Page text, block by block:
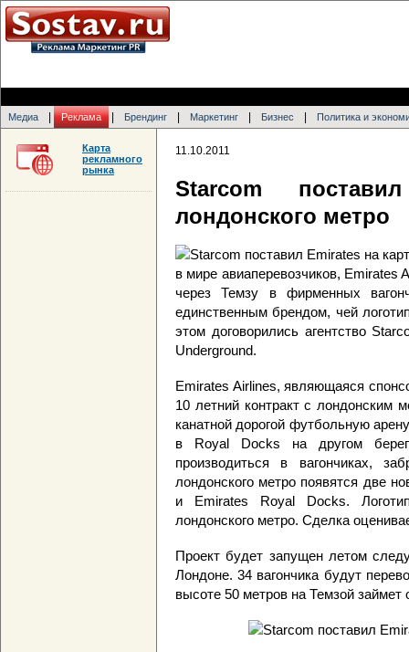
Медиа Реклама Брендинг Маркетинг Бизнес Политика и
11.10.2011
Starcom
лондонского метро
в мире авиаперевозчиков, Emirates
через Темзу в фирменных
единственным брендом, чей
этом договорились агентство
Underground.
Emirates Airlines, являющаяся
10 летний контракт с лондонским
канатной дорогой футбольную
в Royal Docks на другом
производиться в вагончиках,
лондонского метро появятся две
и Emirates Royal Docks.
лондонского метро. Сделка
Проект будет запущен летом
Лондоне. 34 вагончика будут
высоте 50 метров на Темзой займет
Карта
рекламного
рынка